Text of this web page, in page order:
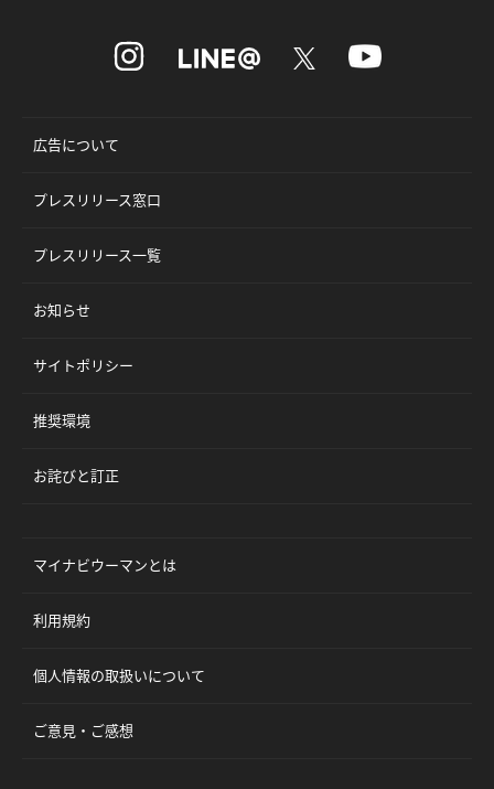
広告について
プレスリリース窓口
プレスリリース一覧
お知らせ
サイトポリシー
推奨環境
お詫びと訂正
マイナビウーマンとは
利用規約
個人情報の取扱いについて
ご意見・ご感想